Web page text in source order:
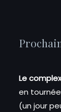
Le
en
(un jour